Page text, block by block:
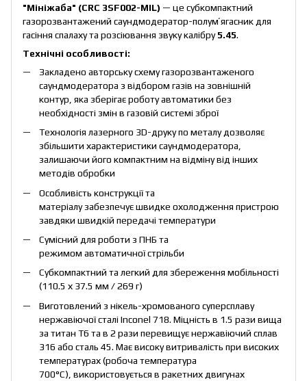
"Мініжаба" (CRC 3SF002-MIL) — це субкомпактний
газорозвантажений саундмодератор-полумʼягасник для
гасіння спалаху та розсіювання звуку калібру5.45.
Технічні особливості:
Закладено авторську схему газорозвантаженого
саундмодератора з відбором газів на зовнішній
контур, яка зберігає роботу автоматики без
необхідності змін в газовій системі зброї
Технологія лазерного 3D-друку по металу дозволяє
збільшити характеристики саундмодератора,
залишаючи його компактним на відміну від інших
методів обробки
Особливість конструкції та
матеріалу забезпечує швидке охолодження пристрою
завдяки швидкій передачі температури
Сумісний для роботи з ПНБ та
режимом автоматичної стрільби
Субкомпактний та легкий для збереження мобільності
(110.5 х 37.5 мм / 269 г)
Виготовлений з нікель-хромованого суперсплаву
нержавіючої сталі Inconel 718. Міцність в 1.5 рази вища
за титан T6 та в 2 рази перевищує нержавіючий сплав
316 або сталь 45. Має високу витривалість при високих
температурах (робоча температура
700°С), використовується в ракетних двигунах